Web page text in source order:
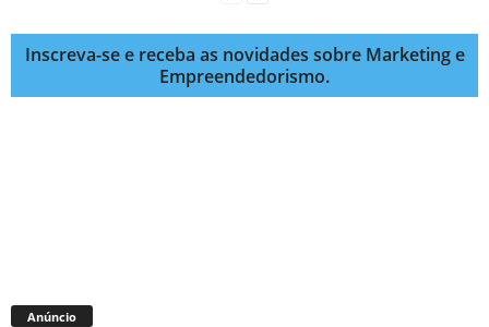
Inscreva-se e receba as novidades sobre Marketing e
Empreendedorismo.
Anúncio